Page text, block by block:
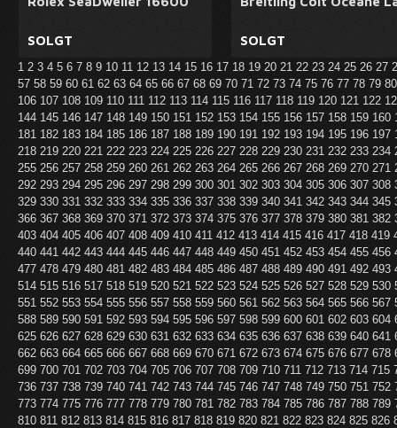
SOLGT SOLGT
1 2 3 4 5 6 7 8 9 10 11 12 13 14 15 16 17 18 19 20 21 22 23 24 25 26 27
57 58 59 60 61 62 63 64 65 66 67 68 69 70 71 72 73 74 75 76 77 78 79
106 107 108 109 110 111 112 113 114 115 116 117 118 119 120 121 122
144 145 146 147 148 149 150 151 152 153 154 155 156 157 158 159 160
181 182 183 184 185 186 187 188 189 190 191 192 193 194 195 196 197
218 219 220 221 222 223 224 225 226 227 228 229 230 231 232 233 234
255 256 257 258 259 260 261 262 263 264 265 266 267 268 269 270 271
292 293 294 295 296 297 298 299 300 301 302 303 304 305 306 307 308
329 330 331 332 333 334 335 336 337 338 339 340 341 342 343 344 345
366 367 368 369 370 371 372 373 374 375 376 377 378 379 380 381 382
403 404 405 406 407 408 409 410 411 412 413 414 415 416 417 418 419
440 441 442 443 444 445 446 447 448 449 450 451 452 453 454 455 456
477 478 479 480 481 482 483 484 485 486 487 488 489 490 491 492 493
514 515 516 517 518 519 520 521 522 523 524 525 526 527 528 529 530
551 552 553 554 555 556 557 558 559 560 561 562 563 564 565 566 567
588 589 590 591 592 593 594 595 596 597 598 599 600 601 602 603 604
625 626 627 628 629 630 631 632 633 634 635 636 637 638 639 640 641
662 663 664 665 666 667 668 669 670 671 672 673 674 675 676 677 678
699 700 701 702 703 704 705 706 707 708 709 710 711 712 713 714 715
736 737 738 739 740 741 742 743 744 745 746 747 748 749 750 751 752
773 774 775 776 777 778 779 780 781 782 783 784 785 786 787 788 789
810 811 812 813 814 815 816 817 818 819 820 821 822 823 824 825 826